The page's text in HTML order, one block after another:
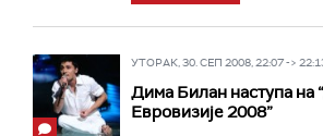
УТОРАК, 30. СЕП 2008, 22:07 ->
Дима Билан наступа на
Евровизије 2008”